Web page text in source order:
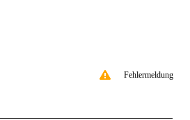
Fehlermeldung